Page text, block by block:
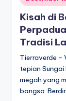
in
Kisah di
Tradisi
Tierraverde -
tepian Sungai
megah yang
bangsa.